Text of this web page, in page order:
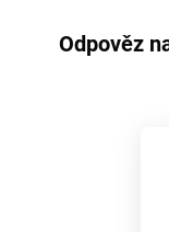
Odpověz